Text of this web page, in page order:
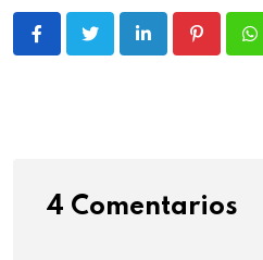
LinkedIn Pinterest
4 Comentarios